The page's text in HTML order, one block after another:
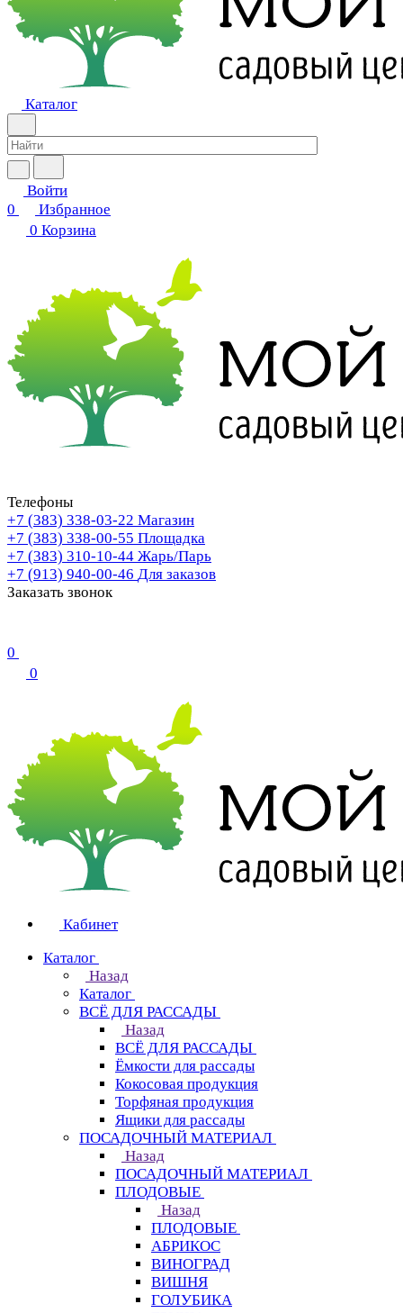
Каталог
Войти
0
Избранное
0 Корзина
Телефоны
+7 (383) 338-03-22 Магазин
+7 (383) 338-00-55 Площадка
+7 (383) 310-10-44 Жарь/Парь
+7 (913) 940-00-46 Для заказов
Заказать звонок
0
0
Кабинет
Каталог
Назад
Каталог
ВСЁ ДЛЯ РАССАДЫ
Назад
ВСЁ ДЛЯ РАССАДЫ
Ёмкости для рассады
Кокосовая продукция
Торфяная продукция
Ящики для рассады
ПОСАДОЧНЫЙ МАТЕРИАЛ
Назад
ПОСАДОЧНЫЙ МАТЕРИАЛ
ПЛОДОВЫЕ
Назад
ПЛОДОВЫЕ
АБРИКОС
ВИНОГРАД
ВИШНЯ
ГОЛУБИКА